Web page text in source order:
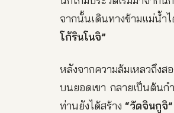
จากนั้นเดินทางข้ามแม่น้ำไ
โก้รินโนจิ”
หลังจากความล้มเหลวถึงส
บนยอดเขา กลายเป็นต้นก
ท่านยังได้สร้าง “วัดจินกูจิ”